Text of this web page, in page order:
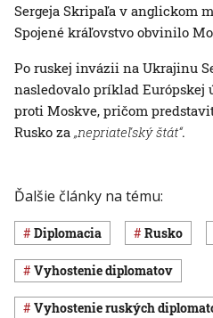
Sergeja Skripaľa v anglickom
Spojené kráľovstvo obvinilo
Po ruskej invázii na Ukrajinu
nasledovalo príklad Európskej
proti Moskve, pričom
Rusko za „nepriateľský štát“.
Ďalšie články na tému:
diplomacia Rusko
vyhostenie diplomatov
vyhostenie ruských